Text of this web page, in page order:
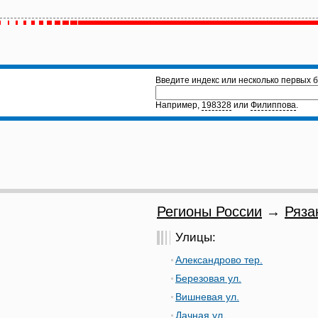
Введите индекс или несколько первых
Например, 198328 или Филиппова.
Регионы России →
Улицы:
Александрово тер.
Березовая ул.
Вишневая ул.
Дачная ул.